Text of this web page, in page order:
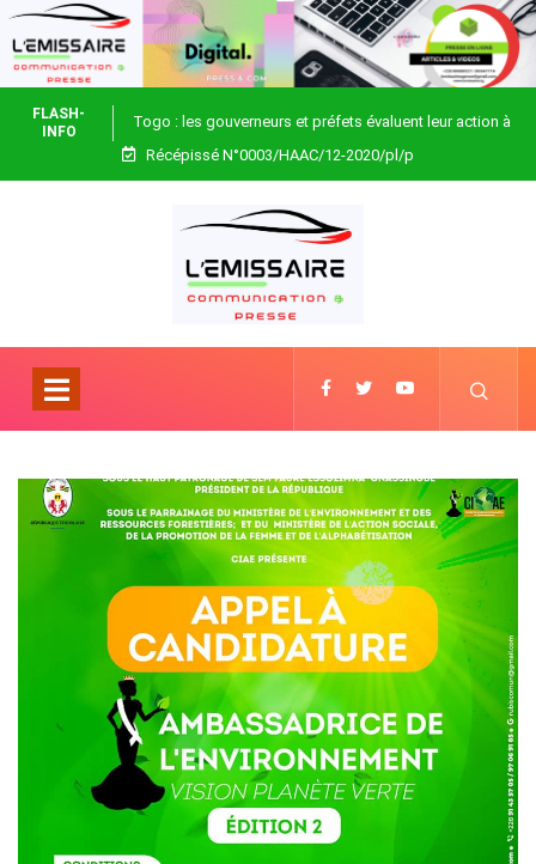
FLASH-
INFO
Togo : les gouverneurs et préfets évaluent leur action à
Blitta
Récépissé N°0003/HAAC/12-2020/pl/p